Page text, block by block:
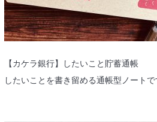
【カケラ銀行】したいこと貯蓄通帳
したいことを書き留める通帳型ノート